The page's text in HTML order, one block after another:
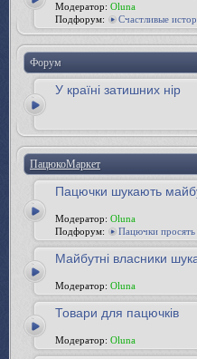
Модератор: Oluna
Подфорум:
Счастливые
Форум
У країні затишних нір
ПацюкоМаркет
Пацючки шукають
Модератор: Oluna
Подфорум:
Пацючки
Майбутні власники
Модератор: Oluna
Товари для пацючків
Модератор: Oluna